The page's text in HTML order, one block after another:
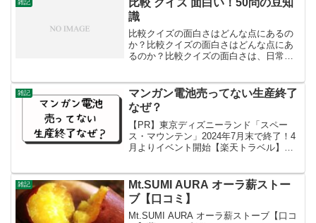
雑記
比較 クイズ 面白い！50問の豆知
識
比較クイズの面白さはどんな点にあるの
か？比較クイズの面白さはどんな点にあ
るのか？比較クイズの面白さは、日常生
あります。例えば、一見して明らかに思
える比較でも、実際には予...
雑記
マンガン電池売ってない生産終了
なぜ？
【PR】東京ディズニーランド「スペー
ス・マウンテン」2024年7月末で終了！4
月よりイベント開始【楽天トラベル】日
外生産のみとなっています。国内の販売
数も減って...
雑記 Mt.SUMI AURA オーラ薪ストー
ブ【口コミ】
Mt.SUMI AURA オーラ薪ストーブ【口コ